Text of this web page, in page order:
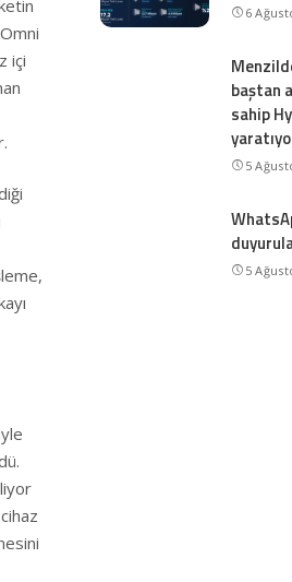
içi
6
baştan
sahip
5
5